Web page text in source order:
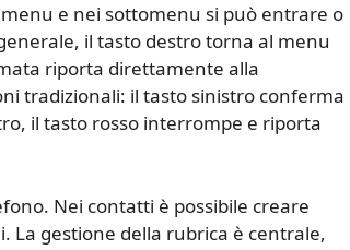
e nei sottomenu si può entrare o
il tasto destro torna al menu
riporta direttamente alla
tradizionali: il tasto sinistro conferma
il tasto rosso interrompe e riporta
Nei contatti è possibile creare
La gestione della rubrica è centrale,